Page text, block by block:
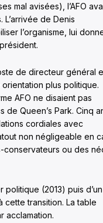
mal avisées), l’AFO
de Denis
l’organisme, lui
de directeur général
orientation plus politique.
AFO ne disaient pas
Queen’s Park. Cinq
cordiales avec
non négligeable en
conservateurs ou des
politique (2013) puis d’un
cette transition. La table
acclamation.